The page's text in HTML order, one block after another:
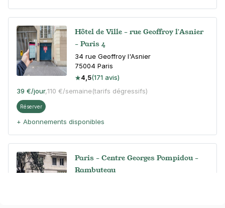
Hôtel de Ville - rue Geoffroy l'Asnier
- Paris 4
34 rue Geoffroy l'Asnier
75004 Paris
4,5(171 avis)
39 €/jour,110 €/semaine(tarifs dégressifs)
Réserver
+ Abonnements disponibles
Paris - Centre Georges Pompidou -
Rambuteau